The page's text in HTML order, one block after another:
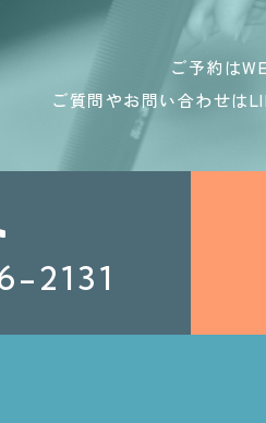
ご予約は
ご質問やお問い合わせは
2131